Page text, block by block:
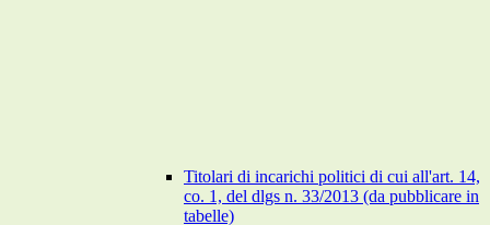
Titolari di incarichi politici di cui all'art. 14,
co. 1, del dlgs n. 33/2013 (da pubblicare in
tabelle)